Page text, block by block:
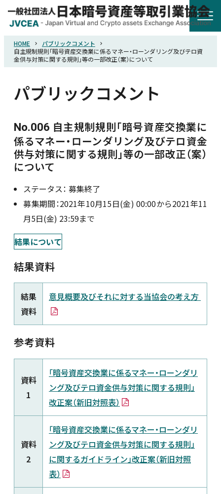
HOME
統計調査
詐欺関連情報
新着情報
採用情報
お問い合わせ
JP 会員ログイン
HOME
パブリックコメント
自主規制規則「暗号資産交換業に係るマネー・ローンダリング及びテロ資
⾦供与対策に関する規則」等の一部改正（案）について
パブリックコメント
No.006 自主規制規則「暗号資産交換業に
係るマネー・ローンダリング及びテロ資⾦
供与対策に関する規則」等の一部改正（案）
について
ステータス：募集終了
募集期間：2021年10月15日(金) 00:00から2021年11
月5日(金) 23:59まで
結果について
結果資料
結果
資料
意見概要及びそれに対する当協会の考え方
参考資料
資料
1
「暗号資産交換業に係るマネー・ローンダリ
ング及びテロ資⾦供与対策に関する規則」
改正案（新旧対照表）
資料
2
「暗号資産交換業に係るマネー・ローンダリ
ング及びテロ資⾦供与対策に関する規則」
に関するガイドライン」改正案（新旧対照
表）